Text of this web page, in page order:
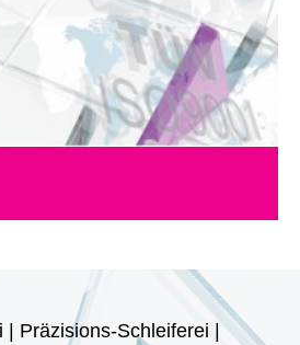
Präzisions-Schleiferei |